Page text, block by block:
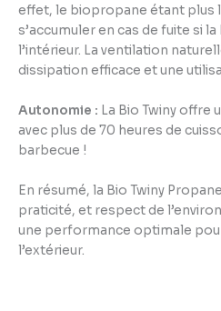
effet, le biopropane étant plus
s’accumuler en cas de fuite si
l’intérieur. La ventilation
dissipation efficace et une
Autonomie : La Bio Twiny
avec plus de 70 heures de
barbecue !
En résumé, la Bio Twiny
praticité, et respect de
une performance optimale
l’extérieur.